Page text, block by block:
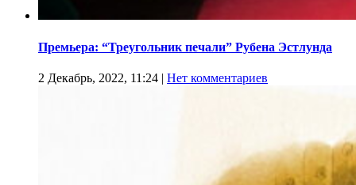
Премьера: “Треугольник печали” Рубена Эстлунда
2 Декабрь, 2022, 11:24 | Нет комментариев